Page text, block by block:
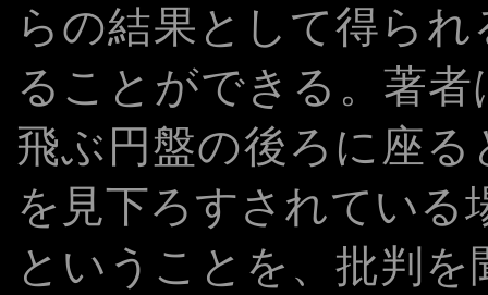
らの結果として得ら
ることができる。著
飛ぶ円盤の後ろに座
を見下ろすされている
ということを、批判